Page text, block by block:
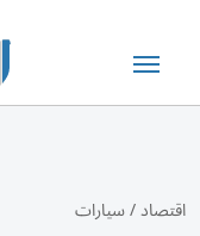
اقتصاد/سيارات